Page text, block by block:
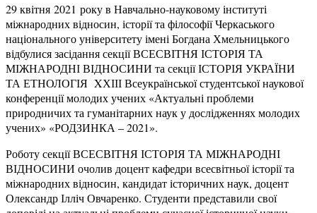
29 квітня 2021 року в Навчально-науковому інституті
міжнародних відносин, історії та філософії Черкаського
національного університету імені Богдана Хмельницького
відбулися засідання секції ВСЕСВІТНЯ ІСТОРІЯ ТА
МІЖНАРОДНІ ВІДНОСИНИ та секції ІСТОРІЯ УКРАЇНИ
ТА ЕТНОЛОГІЯ XХІІІ Всеукраїнської студентської наукової
конференції молодих учених «Актуальні проблеми
природничих та гуманітарних наук у дослідженнях молодих
учених» «РОДЗИНКА ‒ 2021».
Роботу секції ВСЕСВІТНЯ ІСТОРІЯ ТА МІЖНАРОДНІ
ВІДНОСИНИ очолив доцент кафедри всесвітньої історії та
міжнародних відносин, кандидат історичних наук, доцент
Олександр Ілліч Овчаренко. Студенти представили свої